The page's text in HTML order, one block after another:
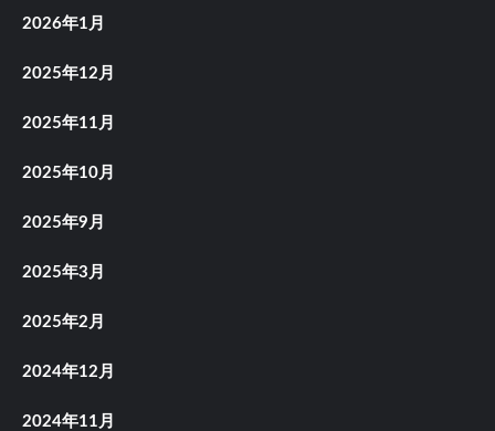
2026年1月
2025年12月
2025年11月
2025年10月
2025年9月
2025年3月
2025年2月
2024年12月
2024年11月